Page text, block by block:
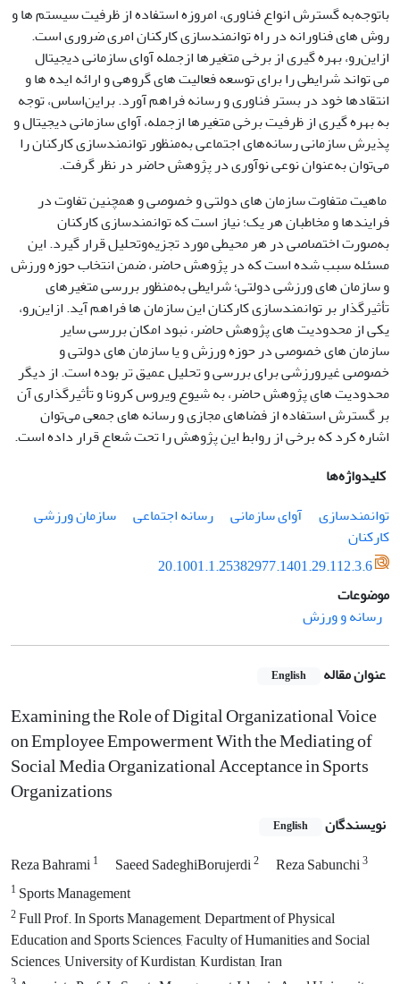
با‌توجه‌به گسترش انواع فناوری، امروزه استفاده از ظرفیت سیستم ­ها و
روش­ های فناورانه در راه توانمندسازی کارکنان امری ضروری است.
ازاین‌رو، بهره­ گیری از برخی متغیرها ازجمله آوای سازمانی دیجیتال
می­ تواند شرایطی را برای توسعه فعالیت ­های گروهی و ارائه ایده­ ها و
انتقادها خود در بستر فناوری و رسانه فراهم آورد. بر‌این‌اساس،‌ توجه
به بهره­ گیری از ظرفیت برخی متغیرها ازجمله، آوای سازمانی دیجیتال و
پذیرش سازمانی رسانه‌های اجتماعی به‌منظور توانمندسازی کارکنان را
می‌توان به‌عنوان نوعی نوآوری در پژوهش حاضر در نظر گرفت.
‌ ماهیت متفاوت سازمان­ های دولتی و خصوصی و همچنین تفاوت در
فرایندها و مخاطبان هر یک؛ نیاز است که توانمندسازی کارکنان
به‌صورت اختصاصی در هر محیطی مورد تجزیه‌و‌تحلیل قرار گیرد. این
مسئله سبب شده است که در پژوهش حاضر، ضمن انتخاب حوزه ورزش
و سازمان­ های ورزشی دولتی؛ شرایطی به‌منظور بررسی متغیرهای
تأثیرگذار بر توانمندسازی کارکنان این سازمان­ ها فراهم آید. از‌این‌رو،
یکی از محدودیت­ های پژوهش حاضر، ‌نبود امکان بررسی سایر
سازمان­ های خصوصی در حوزه ورزش و یا سازمان ­های دولتی و
خصوصی غیرورزشی برای بررسی و تحلیل عمیق­ تر بوده است. از دیگر
محدودیت ­های پژوهش حاضر، ‌به شیوع ویروس کرونا و تأثیرگذاری آن
بر گسترش استفاده از فضاهای مجازی و رسانه­ های جمعی می‌توان
اشاره کرد که برخی از روابط این پژوهش را تحت شعاع قرار داده است.
کلیدواژه‌ها
توانمندسازی
آوای سازمانی رسانه اجتماعی
سازمان ورزشی
کارکنان
20.1001.1.25382977.1401.29.112.3.6
موضوعات
رسانه و ورزش
عنوان مقاله English
Examining the Role of Digital Organizational Voice
on Employee Empowerment With the Mediating of
Social Media Organizational Acceptance in Sports
Organizations
نویسندگان English
Reza Bahrami1 Saeed SadeghiBorujerdi2 Reza Sabunchi3
1 Sports Management
2Full Prof. In Sports Management, Department of Physical
Education and Sports Sciences, Faculty of Humanities and Social
Sciences, University of Kurdistan, Kurdistan, Iran